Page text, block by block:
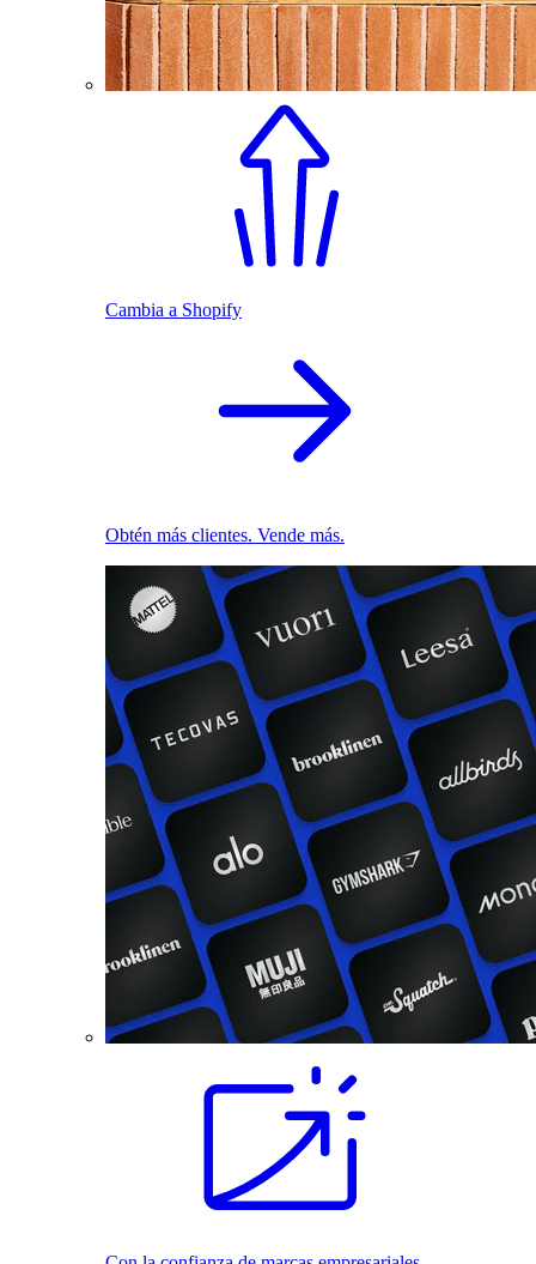
Cambia a Shopify
Obtén más clientes. Vende más.